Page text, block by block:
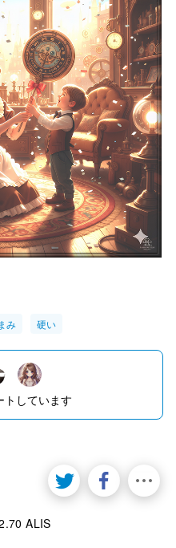
み 硬い
トしています
ALIS